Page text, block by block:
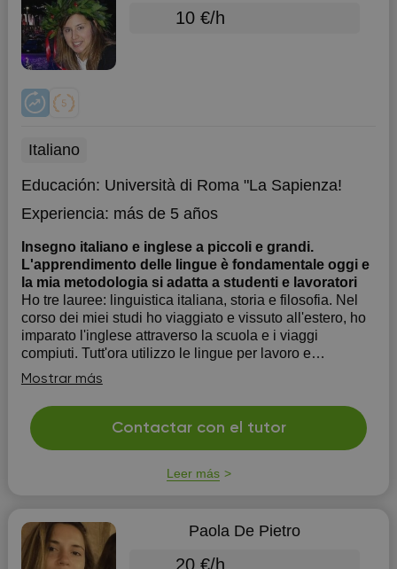
10 €/h
Italiano
Educación: Università di Roma "La Sapienza!
Experiencia: más de 5 años
Insegno italiano e inglese a piccoli e grandi.
L'apprendimento delle lingue è fondamentale oggi e
la mia metodologia si adatta a studenti e lavoratori
Ho tre lauree: linguistica italiana, storia e filosofia. Nel
corso dei miei studi ho viaggiato e vissuto all'estero, ho
imparato l'inglese attraverso la scuola e i viaggi
compiuti. Tutt'ora utilizzo le lingue per lavoro e
naturalmente ampio spazio è dedicato all'italiano, la mia
lingua madre che ins...
Mostrar más
Contactar con el tutor
Leer más
Paola De Pietro
20 €/h